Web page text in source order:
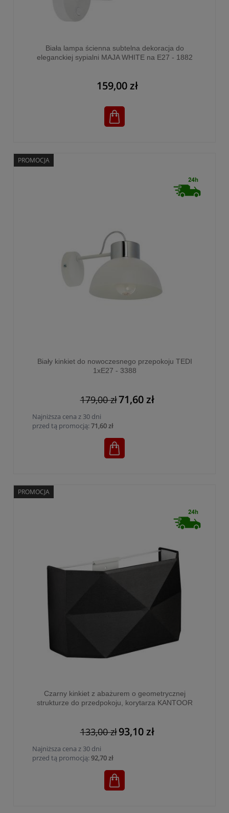
Biała lampa ścienna subtelna dekoracja do
eleganckiej sypialni MAJA WHITE na E27 - 1882
159,00 zł
Biały kinkiet do nowoczesnego przepokoju TEDI
1xE27 - 3388
179,00 zł71,60 zł
Najniższa cena z 30 dni
przed tą promocją:71,60 zł
PROMOCJA
Czarny kinkiet z abażurem o geometrycznej
strukturze do przedpokoju, korytarza KANTOOR
133,00 zł93,10 zł
Najniższa cena z 30 dni
przed tą promocją:92,70 zł
PROMOCJA